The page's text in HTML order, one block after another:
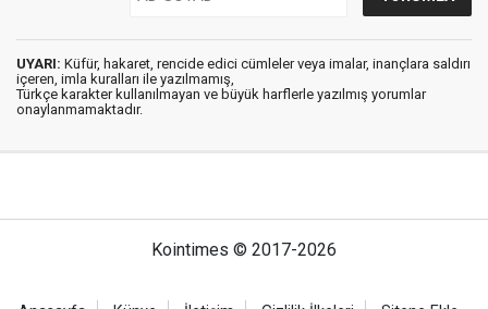
UYARI: Küfür, hakaret, rencide edici cümleler veya imalar, inançlara saldırı
içeren, imla kuralları ile yazılmamış,
Türkçe karakter kullanılmayan ve büyük harflerle yazılmış yorumlar
onaylanmamaktadır.
Kointimes © 2017-2026